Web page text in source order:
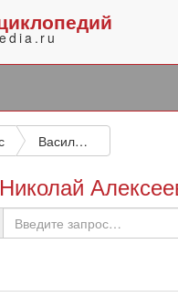
Василькин Николай Алексеевич